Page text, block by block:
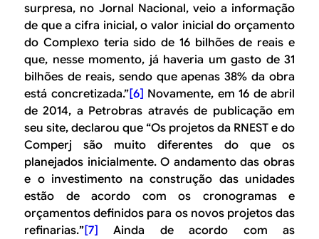
surpresa, no Jornal Nacional, veio a informação
de que a cifra inicial, o valor inicial do orçamento
do Complexo teria sido de 16 bilhões de reais e
que, nesse momento, já haveria um gasto de 31
bilhões de reais, sendo que apenas 38% da obra
está concretizada.”[6] Novamente, em 16 de abril
de 2014, a Petrobras através de publicação em
seu site, declarou que “Os projetos da RNEST e do
Comperj são muito diferentes do que os
planejados inicialmente. O andamento das obras
e o investimento na construção das unidades
estão de acordo com os cronogramas e
orçamentos definidos para os novos projetos das
refinarias.”[7] Ainda de acordo com as